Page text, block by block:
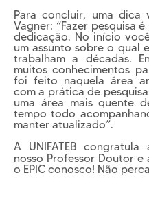
Para concluir, uma dica
Vagner: “Fazer pesquisa
dedicação. No início
um assunto sobre o qual
trabalham a décadas.
muitos conhecimentos
foi feito naquela área
com a prática de
uma área mais quente
tempo todo
manter atualizado”.
A UNIFATEB
nosso Professor Doutor e
o EPIC conosco! Não